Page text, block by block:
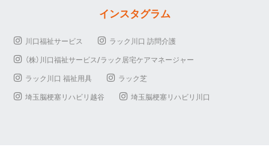
インスタグラム
川口福祉サービス
ラック川口 訪問介護
（株）川口福祉サービス/ラック居宅ケアマネージャー
ラック川口 福祉用具
ラック芝
埼玉脳梗塞リハビリ越谷
埼玉脳梗塞リハビリ川口